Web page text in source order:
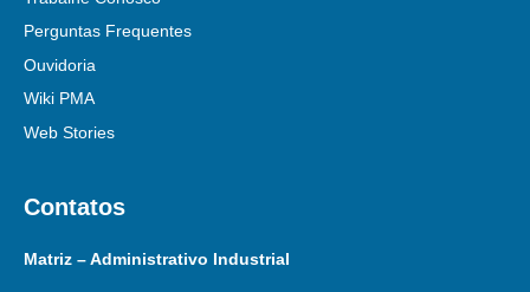
Perguntas Frequentes
Ouvidoria
Wiki PMA
Web Stories
Contatos
Matriz – Administrativo Industrial